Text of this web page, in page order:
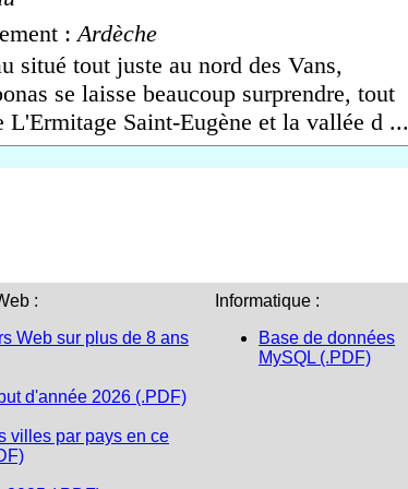
: Ardèche
situé tout juste au nord des Vans,
se laisse beaucoup surprendre, tout
L'Ermitage Saint-Eugène et la vallée d ...
:
Web sur plus de 8 ans
d'année 2026 (.PDF)
villes par pays en ce
Informatique :
Base de données
MySQL (.PDF)